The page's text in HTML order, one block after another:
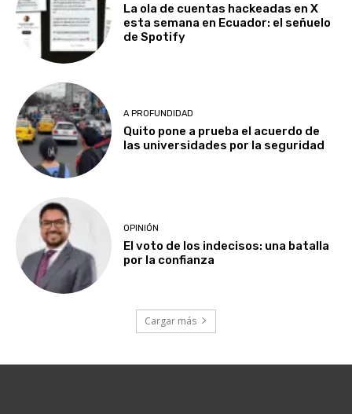
La ola de cuentas hackeadas en X
esta semana en Ecuador: el señuelo
de Spotify
A PROFUNDIDAD
Quito pone a prueba el acuerdo de
las universidades por la seguridad
OPINIÓN
El voto de los indecisos: una batalla
por la confianza
Cargar más